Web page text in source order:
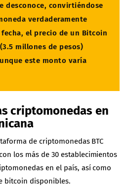
desconoce, convirtiéndose
verdaderamente
el precio de un Bitcoin
millones de pesos)
este monto varía
criptomonedas en
de criptomonedas BTC
los más de 30 establecimientos
en el país, así como
bitcoin disponibles.